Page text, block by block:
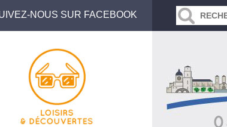
NOUS SUR FACEBOOK